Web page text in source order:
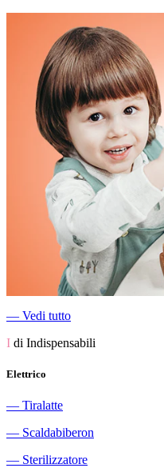
― Vedi tutto
I di Indispensabili
Elettrico
― Tiralatte
― Scaldabiberon
― Sterilizzatore